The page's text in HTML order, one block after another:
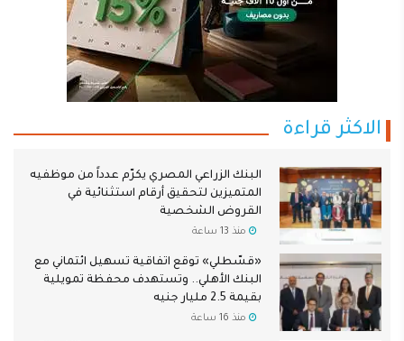
الاكثر قراءة
البنك الزراعي المصري يكرّم عدداً من موظفيه
المتميزين لتحقيق أرقام استثنائية في
القروض الشخصية
منذ 13 ساعة
«قسّطلي» توقع اتفاقية تسهيل ائتماني مع
البنك الأهلي.. وتستهدف محفظة تمويلية
بقيمة 2.5 مليار جنيه
منذ 16 ساعة